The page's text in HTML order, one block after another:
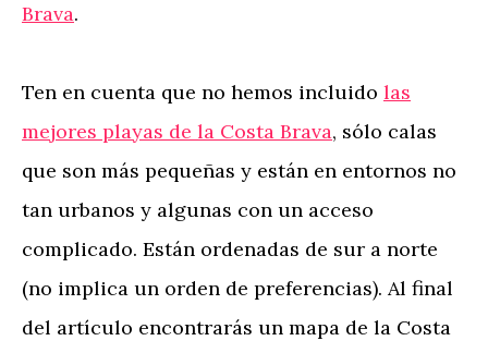
Brava.
Ten en cuenta que no hemos incluido las
mejores playas de la Costa Brava, sólo calas
que son más pequeñas y están en entornos no
tan urbanos y algunas con un acceso
complicado. Están ordenadas de sur a norte
(no implica un orden de preferencias). Al final
del artículo encontrarás un mapa de la Costa